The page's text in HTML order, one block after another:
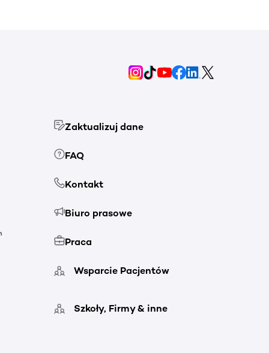
Zaktualizuj dane
FAQ
Kontakt
Biuro prasowe
Praca
Wsparcie Pacjentów
Szkoły, Firmy & inne